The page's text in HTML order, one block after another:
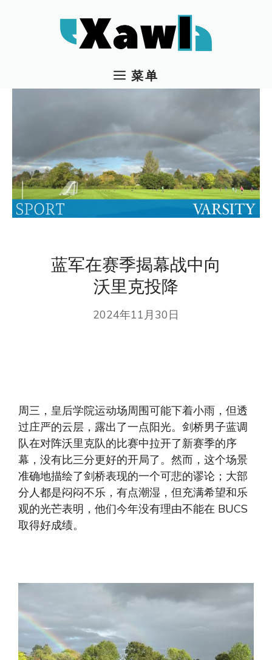
菜单
蓝军在赛季揭幕战中向
沃里克投降
2024年11月30日
周三，皇后学院运动场周围可能下着小雨，但透
过庄严的云层，露出了一点阳光。剑桥男子蓝调
队在对阵沃里克队的比赛中拉开了新赛季的序
幕，没有比三分更好的开局了。然而，这个场景
准确地描绘了剑桥表现的一个可悲的谬论；大部
分人都是闷闷不乐，有点潮湿，但充满希望和乐
观的光芒表明，他们今年没有理由不能在 BUCS
取得好成绩。